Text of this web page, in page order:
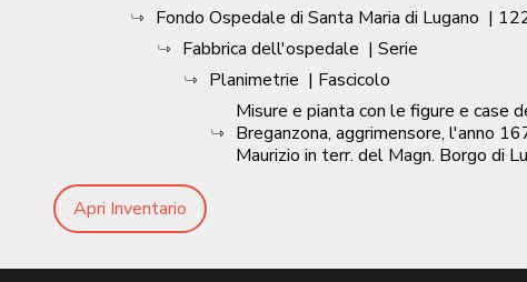
Fondo Ospedale di Santa Maria di Lugano |
Fabbrica dell'ospedale | Serie
Planimetrie | Fascicolo
Misure e pianta con le figure e case
Breganzona, aggrimensore, l'anno
Maurizio in terr. del Magn. Borgo di
Apri Inventario